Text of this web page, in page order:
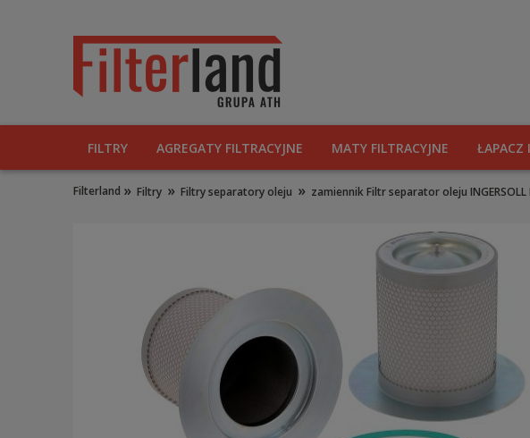
FILTRY AGREGATY FILTRACYJNE MATY FILTRACYJNE ŁAPACZ
Filterland » Filtry » Filtry separatory oleju » zamiennik Filtr separator oleju INGERSOLL